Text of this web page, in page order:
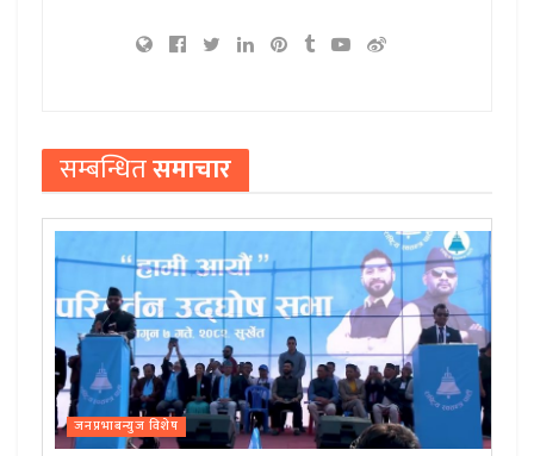
सम्बन्धितसमाचार
जनप्रभाबन्युज विशेष